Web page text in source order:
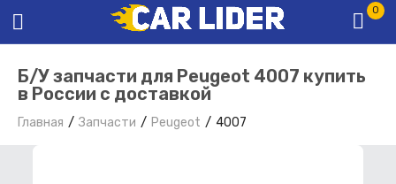
0
Б/У запчасти для Peugeot 4007 купить
в России с доставкой
Главная Запчасти Peugeot 4007